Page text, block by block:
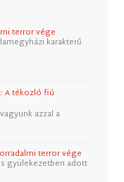
terror vége
karakterű
A tékozló fiú
azzal a
terror vége
gyülekezetben adott